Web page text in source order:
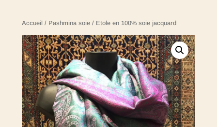
Accueil / Pashmina soie/ Etole en 100% soie jacquard